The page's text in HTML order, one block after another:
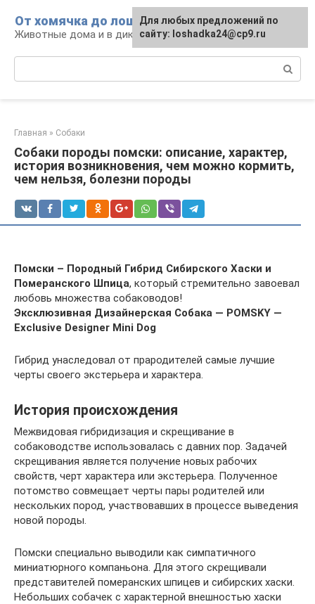
контенту
От хомячка до лошади
Животные дома и в дикой природе
Главная » Собаки
Собаки породы помски: описание, характер,
история возникновения, чем можно кормить,
чем нельзя, болезни породы
Помски – Породный Гибрид Сибирского Хаски и
Померанского Шпица, который стремительно завоевал
любовь множества собаководов!
Эксклюзивная Дизайнерская Собака — POMSKY —
Exclusive Designer Mini Dog
Гибрид унаследовал от прародителей самые лучшие
черты своего экстерьера и характера.
История происхождения
Межвидовая гибридизация и скрещивание в
собаководстве использовалась с давних пор. Задачей
скрещивания является получение новых рабочих
свойств, черт характера или экстерьера. Полученное
потомство совмещает черты пары родителей или
нескольких пород, участвовавших в процессе выведения
новой породы.
Помски специально выводили как симпатичного
миниатюрного компаньона. Для этого скрещивали
представителей померанских шпицев и сибирских хаски.
Небольших собачек с характерной внешностью хаски
Для любых предложений по
сайту: loshadka24@cp9.ru